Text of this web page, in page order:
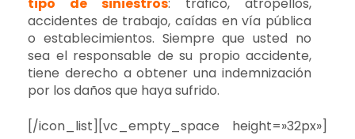
accidentes de trabajo, caídas en vía pública
o establecimientos. Siempre que usted no
sea el responsable de su propio accidente,
tiene derecho a obtener una indemnización
por los daños que haya sufrido.
[/icon_list][vc_empty_space height=»32px»]